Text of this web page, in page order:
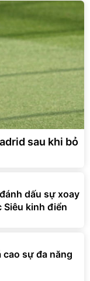
sau khi bỏ
dấu sự xoay
kinh điển
cao sự đa năng